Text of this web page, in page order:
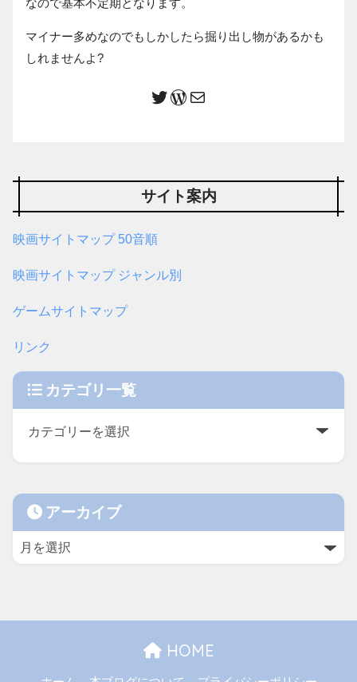
なので基本不定期となります。
マイナー多めなのでもしかしたら掘り出し物があるかも
しれませんよ?
サイト案内
映画サイトマップ 50音順
映画サイトマップ ジャンル別
ゲームサイトマップ
リンク
カテゴリ一覧
アーカイブ
HOME